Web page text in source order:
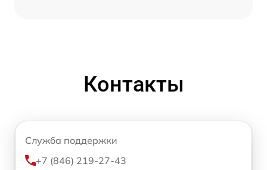
Контакты
Служба поддержки
+7 (846) 219-27-43